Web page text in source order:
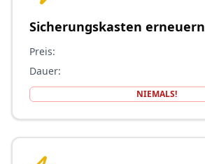
Sicherungskasten erneuern
Preis:
Dauer:
NIEMALS!